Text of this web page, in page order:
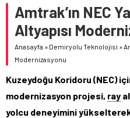
9,9 Milyar Dolarlık Mor
Utah’ta 31 Milyon
CRRC, Salvador
İmzaladı
Amtrak’ın NEC
Altyapısı
Anasayfa » Demiryolu Teknolojisi »
Modernizasyonu
Kuzeydoğu Koridoru (NEC)
modernizasyon projesi, ray
yolcu deneyimini